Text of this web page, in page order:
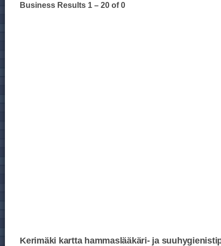
Business Results 1 – 20 of 0
Kerimäki kartta hammaslääkäri- ja